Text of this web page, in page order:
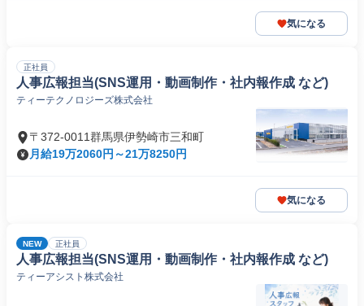
気になる
正社員
人事広報担当(SNS運用・動画制作・社内報作成 など)
ティーテクノロジーズ株式会社
〒372-0011群馬県伊勢崎市三和町
月給19万2060円～21万8250円
気になる
NEW 正社員
人事広報担当(SNS運用・動画制作・社内報作成 など)
ティーアシスト株式会社